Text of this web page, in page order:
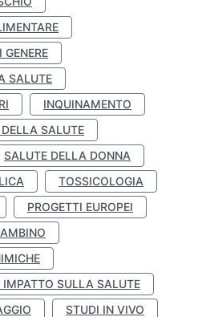
GENERE
SALUTE
INQUINAMENTO
SALUTE
SALUTE DELLA DONNA
TOSSICOLOGIA
PROGETTI EUROPEI
SULLA SALUTE
STUDI IN VIVO